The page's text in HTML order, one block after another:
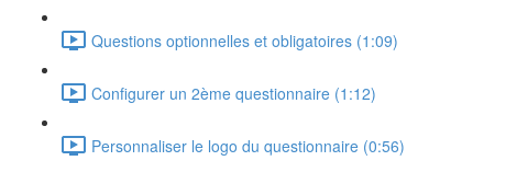
Questions optionnelles et obligatoires (1:09)
Configurer un 2ème questionnaire (1:12)
Personnaliser le logo du questionnaire (0:56)